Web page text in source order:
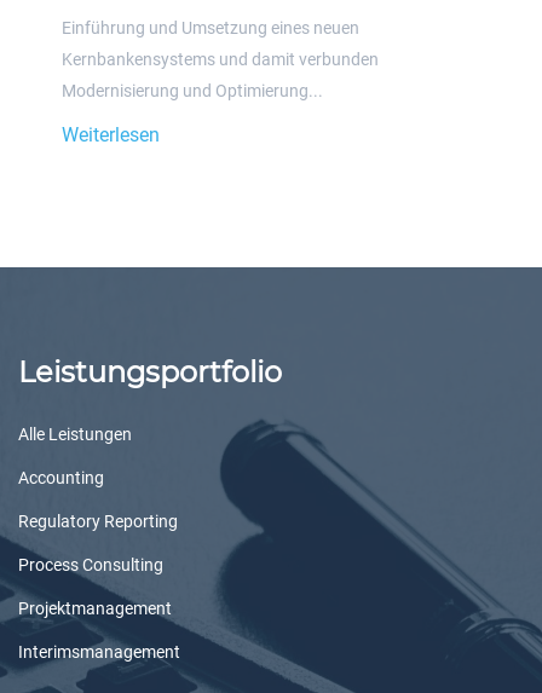
Einführung und Umsetzung eines neuen
Kernbankensystems und damit verbunden
Modernisierung und Optimierung...
Weiterlesen
Leistungsportfolio
Alle Leistungen
Accounting
Regulatory Reporting
Process Consulting
Projektmanagement
Interimsmanagement